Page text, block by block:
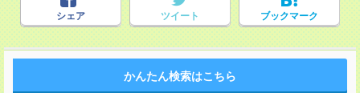
シェア ツイート ブックマーク
かんたん検索はこちら